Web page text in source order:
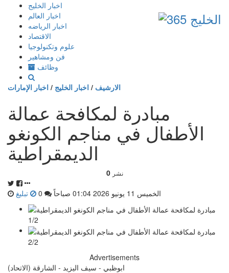
إذهب
المحتوى
اخبار الخليج
اخبار العالم
اخبار الرياضه
الاقتصاد
علوم وتكنولوجيا
فن ومشاهير
وظائف
الارشيف / اخبار الخليج / اخبار الإمارات
مبادرة لمكافحة عمالة
الأطفال في مناجم الكونغو
الديمقراطية
0 نشر
الخميس 11 يونيو 2026 01:04 صباحاً تبليغ
1/2
2/2
Advertisements
ابوظبي - سيف اليزيد - الشارقة (الاتحاد)